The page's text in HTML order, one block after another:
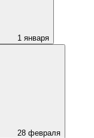
1 января
28 февраля